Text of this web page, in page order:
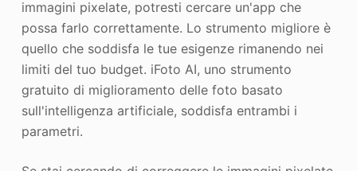
immagini pixelate, potresti cercare un'app che
possa farlo correttamente. Lo strumento migliore è
quello che soddisfa le tue esigenze rimanendo nei
limiti del tuo budget. iFoto AI, uno strumento
gratuito di miglioramento delle foto basato
sull'intelligenza artificiale, soddisfa entrambi i
parametri.